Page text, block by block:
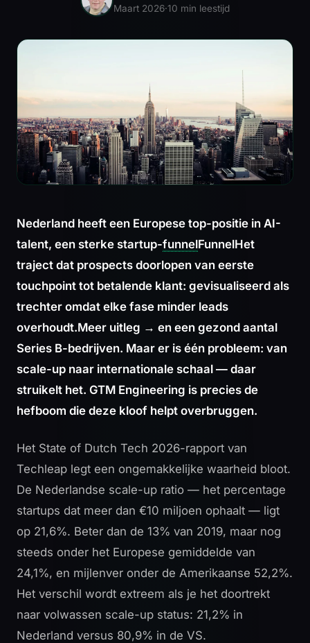
Maart 2026·10 min leestijd
Nederland heeft een Europese top-positie in AI-
talent, een sterke startup-funnelFunnelHet
traject dat prospects doorlopen van eerste
touchpoint tot betalende klant: gevisualiseerd als
trechter omdat elke fase minder leads
overhoudt.Meer uitleg → en een gezond aantal
Series B-bedrijven. Maar er is één probleem: van
scale-up naar internationale schaal — daar
struikelt het. GTM Engineering is precies de
hefboom die deze kloof helpt overbruggen.
Het State of Dutch Tech 2026-rapport van
Techleap legt een ongemakkelijke waarheid bloot.
De Nederlandse scale-up ratio — het percentage
startups dat meer dan €10 miljoen ophaalt — ligt
op 21,6%. Beter dan de 13% van 2019, maar nog
steeds onder het Europese gemiddelde van
24,1%, en mijlenver onder de Amerikaanse 52,2%.
Het verschil wordt extreem als je het doortrekt
naar volwassen scale-up status: 21,2% in
Nederland versus 80,9% in de VS.